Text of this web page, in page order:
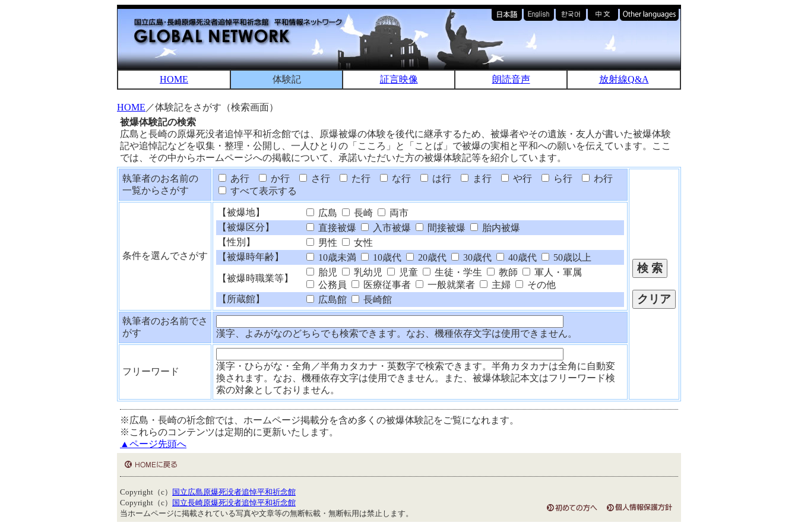
HOME 体験記 証言映像 朗読音声 放射線Q&A
HOME ／体験記をさがす（検索画面）
被爆体験記の検索
広島と長崎の原爆死没者追悼平和祈念館では、原爆被爆の体験を後代に継承するため、被爆者やその遺族・友人が書いた被爆体験
記や追悼記などを収集・整理・公開し、一人ひとりの「こころ」と「ことば」で被爆の実相と平和への願いを伝えています。ここ
では、その中からホームページへの掲載について、承諾いただいた方の被爆体験記等を紹介しています。
執筆者のお名前の
一覧からさがす
あ行 か行 さ行 た行 な行 は行 ま行 や行 ら行
わ行
すべて表示する
条件を選んでさがす
【被爆地】 広島 長崎
両市
【被爆区分】
直接被爆 入市被爆 間接被爆
胎内被爆
【性別】
男性
女性
【被爆時年齢】
10歳未満 10歳代 20歳代 30歳代 40歳代 50歳以上
【被爆時職業等】
胎児 乳幼児 児童 生徒・学生 教師
軍人・軍属
公務員
医療従事者 一般就業者 主婦
その他
【所蔵館】
広島館 長崎館
執筆者のお名前でさ
がす
漢字、よみがなのどちらでも検索できます。なお、機種依存文字は使用できません。
フリーワード
漢字・ひらがな・全角／半角カタカナ・英数字で検索できます。半角カタカナは全角に自動変
換されます。なお、機種依存文字は使用できません。また、被爆体験記本文はフリーワード検
索の対象としておりません。
※広島・長崎の祈念館では、ホームページ掲載分を含め多くの被爆体験記をご覧になれます。
※これらのコンテンツは定期的に更新いたします。
▲ページ先頭へ
Copyright（c）
国立広島原爆死没者追悼平和祈念館
Copyright（c）
国立長崎原爆死没者追悼平和祈念館
当ホームページに掲載されている写真や文章等の無断転載・無断転用は禁止します。